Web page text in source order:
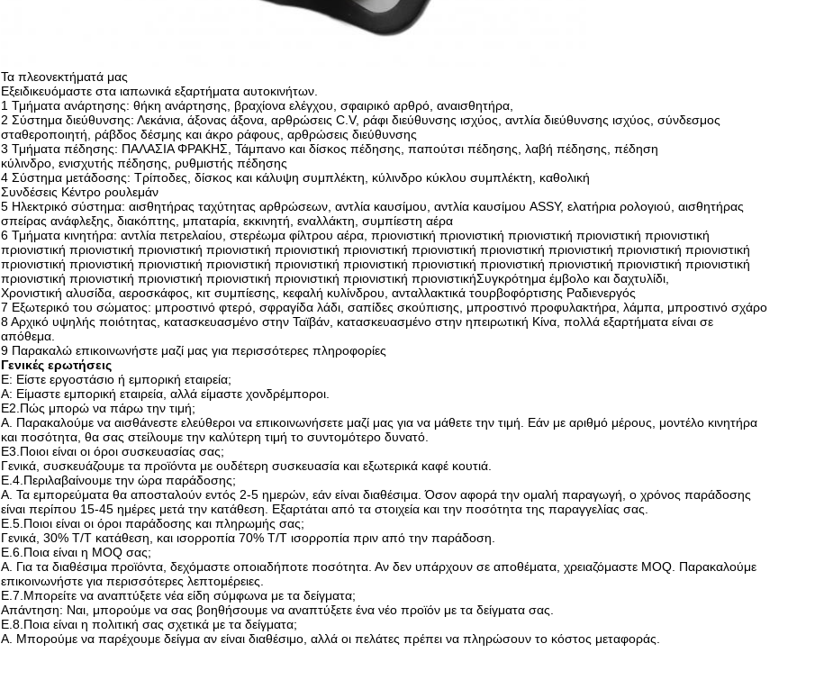
Τα πλεονεκτήματά μας
Εξειδικευόμαστε στα ιαπωνικά εξαρτήματα αυτοκινήτων.
1 Τμήματα ανάρτησης: θήκη ανάρτησης, βραχίονα ελέγχου, σφαιρικό αρθρό, αναισθητήρα,
2 Σύστημα διεύθυνσης: Λεκάνια, άξονας άξονα, αρθρώσεις C.V, ράφι διεύθυνσης ισχύος, αντλία διεύθυνσης ισχύος, σύνδεσμος
σταθεροποιητή, ράβδος δέσμης και άκρο ράφους, αρθρώσεις διεύθυνσης
3 Τμήματα πέδησης: ΠΑΛΑΣΙΑ ΦΡΑΚΗΣ, Τάμπανο και δίσκος πέδησης, παπούτσι πέδησης, λαβή πέδησης, πέδηση
κύλινδρο, ενισχυτής πέδησης, ρυθμιστής πέδησης
4 Σύστημα μετάδοσης: Τρίποδες, δίσκος και κάλυψη συμπλέκτη, κύλινδρο κύκλου συμπλέκτη, καθολική
Συνδέσεις Κέντρο ρουλεμάν
5 Ηλεκτρικό σύστημα: αισθητήρας ταχύτητας αρθρώσεων, αντλία καυσίμου, αντλία καυσίμου ASSY, ελατήρια ρολογιού, αισθητήρας
σπείρας ανάφλεξης, διακόπτης, μπαταρία, εκκινητή, εναλλάκτη, συμπίεστη αέρα
6 Τμήματα κινητήρα: αντλία πετρελαίου, στερέωμα φίλτρου αέρα, πριονιστική πριονιστική πριονιστική πριονιστική πριονιστική
πριονιστική πριονιστική πριονιστική πριονιστική πριονιστική πριονιστική πριονιστική πριονιστική πριονιστική πριονιστική πριονιστική
πριονιστική πριονιστική πριονιστική πριονιστική πριονιστική πριονιστική πριονιστική πριονιστική πριονιστική πριονιστική πριονιστική
πριονιστική πριονιστική πριονιστική πριονιστική πριονιστική πριονιστική πριονιστικήΣυγκρότημα έμβολο και δαχτυλίδι,
Χρονιστική αλυσίδα, αεροσκάφος, κιτ συμπίεσης, κεφαλή κυλίνδρου, ανταλλακτικά τουρβοφόρτισης Ραδιενεργός
7 Εξωτερικό του σώματος: μπροστινό φτερό, σφραγίδα λάδι, σαπίδες σκούπισης, μπροστινό προφυλακτήρα, λάμπα, μπροστινό σχάρο
8 Αρχικό υψηλής ποιότητας, κατασκευασμένο στην Ταϊβάν, κατασκευασμένο στην ηπειρωτική Κίνα, πολλά εξαρτήματα είναι σε
απόθεμα.
9 Παρακαλώ επικοινωνήστε μαζί μας για περισσότερες πληροφορίες
Γενικές ερωτήσεις
Ε: Είστε εργοστάσιο ή εμπορική εταιρεία;
Α: Είμαστε εμπορική εταιρεία, αλλά είμαστε χονδρέμποροι.
Ε2.Πώς μπορώ να πάρω την τιμή;
Α. Παρακαλούμε να αισθάνεστε ελεύθεροι να επικοινωνήσετε μαζί μας για να μάθετε την τιμή. Εάν με αριθμό μέρους, μοντέλο κινητήρα
και ποσότητα, θα σας στείλουμε την καλύτερη τιμή το συντομότερο δυνατό.
Ε3.Ποιοι είναι οι όροι συσκευασίας σας;
Γενικά, συσκευάζουμε τα προϊόντα με ουδέτερη συσκευασία και εξωτερικά καφέ κουτιά.
Ε.4.Περιλαβαίνουμε την ώρα παράδοσης;
Α. Τα εμπορεύματα θα αποσταλούν εντός 2-5 ημερών, εάν είναι διαθέσιμα. Όσον αφορά την ομαλή παραγωγή, ο χρόνος παράδοσης
είναι περίπου 15-45 ημέρες μετά την κατάθεση. Εξαρτάται από τα στοιχεία και την ποσότητα της παραγγελίας σας.
Ε.5.Ποιοι είναι οι όροι παράδοσης και πληρωμής σας;
Γενικά, 30% T/T κατάθεση, και ισορροπία 70% T/T ισορροπία πριν από την παράδοση.
Ε.6.Ποια είναι η MOQ σας;
Α. Για τα διαθέσιμα προϊόντα, δεχόμαστε οποιαδήποτε ποσότητα. Αν δεν υπάρχουν σε αποθέματα, χρειαζόμαστε MOQ. Παρακαλούμε
επικοινωνήστε για περισσότερες λεπτομέρειες.
Ε.7.Μπορείτε να αναπτύξετε νέα είδη σύμφωνα με τα δείγματα;
Απάντηση: Ναι, μπορούμε να σας βοηθήσουμε να αναπτύξετε ένα νέο προϊόν με τα δείγματα σας.
Ε.8.Ποια είναι η πολιτική σας σχετικά με τα δείγματα;
Α. Μπορούμε να παρέχουμε δείγμα αν είναι διαθέσιμο, αλλά οι πελάτες πρέπει να πληρώσουν το κόστος μεταφοράς.